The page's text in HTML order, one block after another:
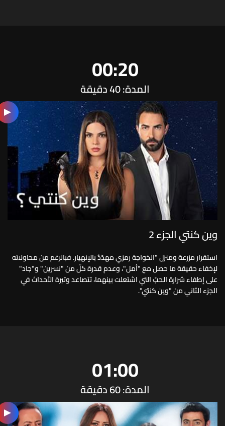
00:20
المدة: 40 دقيقة
وين كنتي الجزء 2
استقرار مزرعة ومنزل "الخواجة رمزي مهدّدٌ بالإنهيار. فبالرغم من محاولاته
لإخفاء حقيقة ما حصل مع "أمل"، وعدم قدرة كلّ من "نسرين" و"جاد"
على إطفاء شرارة الحبّ التي اشتعلت بينهما، تتصاعد وتيرة الأحداث في
الجزء الثاني من "وين كنتي".
01:00
المدة: 60 دقيقة